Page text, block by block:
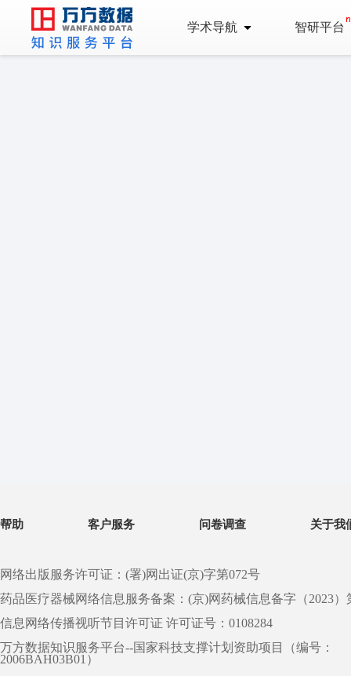
学术导航 智研平台
帮助 客户服务 问卷调查 关于我
网络出版服务许可证：(署)网出证(京)字第072号
药品医疗器械网络信息服务备案：(京)网药械信息备字（2023）
信息网络传播视听节目许可证 许可证号：0108284
万方数据知识服务平台--国家科技支撑计划资助项目（编号：
2006BAH03B01）